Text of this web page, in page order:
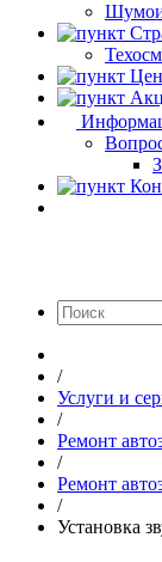
/
Услуги и
/
Ремонт
/
Ремонт
/
Установка